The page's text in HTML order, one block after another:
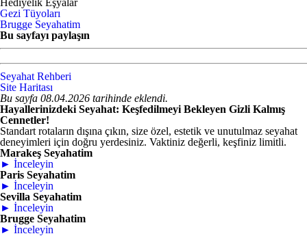
Hediyelik Eşyalar
Gezi Tüyoları
Brugge Seyahatim
Bu sayfayı paylaşın
Seyahat Rehberi
Site Haritası
Bu sayfa 08.04.2026 tarihinde eklendi.
Hayallerinizdeki Seyahat: Keşfedilmeyi Bekleyen Gizli Kalmış
Cennetler!
Standart rotaların dışına çıkın, size özel, estetik ve unutulmaz seyahat
deneyimleri için doğru yerdesiniz. Vaktiniz değerli, keşfiniz limitli.
Marakeş Seyahatim
► İnceleyin
Paris Seyahatim
► İnceleyin
Sevilla Seyahatim
► İnceleyin
Brugge Seyahatim
► İnceleyin